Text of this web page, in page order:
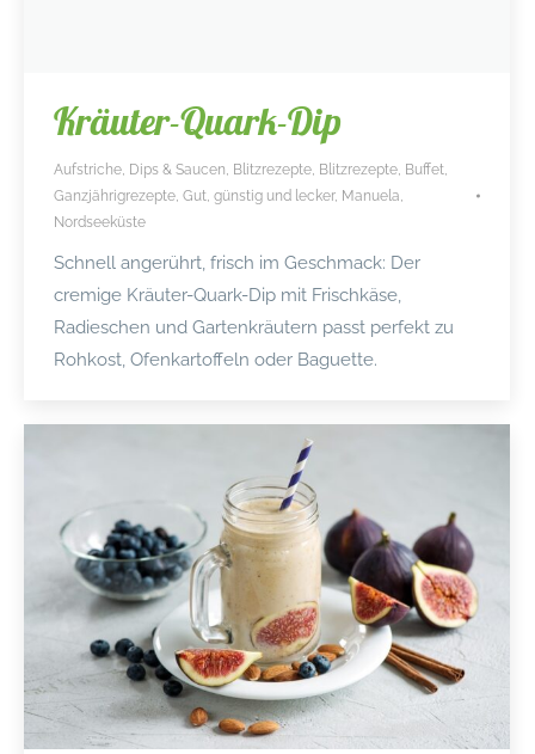
Kräuter-Quark-Dip
Aufstriche, Dips & Saucen, Blitzrezepte, Blitzrezepte, Buffet,
Ganzjährigrezepte, Gut, günstig und lecker, Manuela,
Nordseeküste
Schnell angerührt, frisch im Geschmack: Der
cremige Kräuter-Quark-Dip mit Frischkäse,
Radieschen und Gartenkräutern passt perfekt zu
Rohkost, Ofenkartoffeln oder Baguette.